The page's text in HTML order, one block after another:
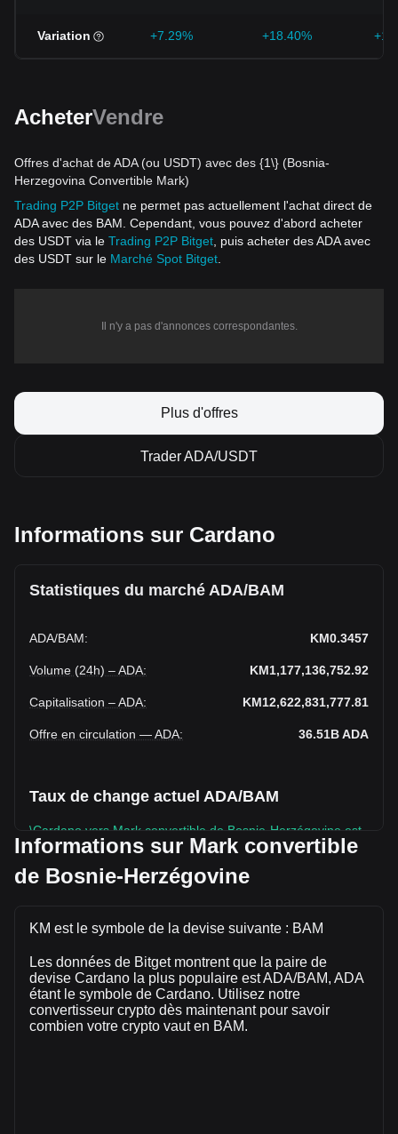
Variation +7.29% +18.40%
AcheterVendre
Offres d'achat de ADA (ou USDT) avec des {1\} (Bosnia-
Herzegovina Convertible Mark)
Trading P2P Bitget ne permet pas actuellement l'achat direct de
ADA avec des BAM. Cependant, vous pouvez d'abord acheter
des USDT via le Trading P2P Bitget , puis acheter des ADA avec
des USDT sur le Marché Spot Bitget
Il n'y a pas d'annonces correspondantes.
Plus d'offres
Trader ADA/USDT
Informations sur Cardano
Statistiques du marché ADA/BAM
ADA/BAM: KM0.3457
Volume (24h) – ADA: KM1,177,136,752.92
Capitalisation – ADA: KM12,622,831,777.81
Offre en circulation — ADA: 36.51BADA
Taux de change actuel ADA/BAM
\Cardano vers Mark convertible de Bosnie-Herzégovine est
en hausse cette semaine.
Le prix du marché de Cardano est actuellement de
de 36,509,016,000 ADA. Le volume de trading de Cardano
des dernières 24 heures. Lors du dernier jour de trading, le
volume de trading de ADA était de KM722,555,001.97.
Plus d'informations à propos de Cardano
Informations sur Mark convertible
de Bosnie-Herzégovine
KM est le symbole de la devise suivante : BAM
Les données de Bitget montrent que la paire de
devise Cardano la plus populaire est ADA/BAM, ADA
étant le symbole de Cardano. Utilisez notre
convertisseur crypto dès maintenant pour savoir
combien votre crypto vaut en BAM.